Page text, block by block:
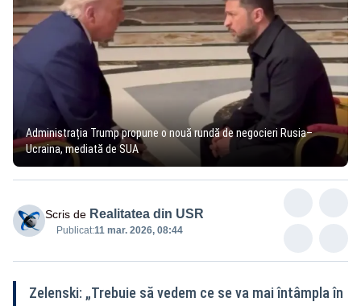
Administrația Trump propune o nouă rundă de negocieri Rusia–
Ucraina, mediată de SUA
Scris de Realitatea din USR
Publicat:11 mar. 2026, 08:44
Zelenski: „Trebuie să vedem ce se va mai întâmpla în